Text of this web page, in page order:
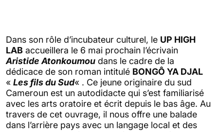
Dans son rôle d’incubateur culturel, le UP HIGH
LAB accueillera le 6 mai prochain l’écrivain
Aristide Atonkoumou dans le cadre de la
dédicace de son roman intitulé BONGÔ YA DJAL
« Les fils du Sud« . Ce jeune originaire du sud
Cameroun est un autodidacte qui s’est familiarisé
avec les arts oratoire et écrit depuis le bas âge. Au
travers de cet ouvrage, il nous offre une balade
dans l’arrière pays avec un langage local et des